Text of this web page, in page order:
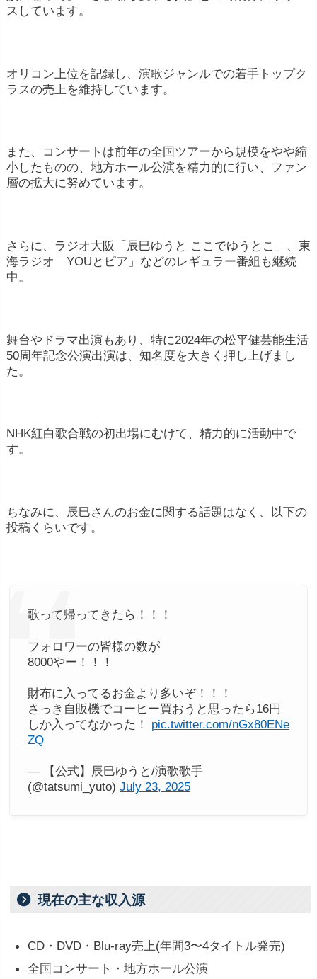
スしています。
オリコン上位を記録し、演歌ジャンルでの若手トップク
ラスの売上を維持しています。
また、コンサートは前年の全国ツアーから規模をやや縮
小したものの、地方ホール公演を精力的に行い、ファン
層の拡大に努めています。
さらに、ラジオ大阪「辰巳ゆうと ここでゆうとこ」、東
海ラジオ「YOUとピア」などのレギュラー番組も継続
中。
舞台やドラマ出演もあり、特に2024年の松平健芸能生活
50周年記念公演出演は、知名度を大きく押し上げまし
た。
NHK紅白歌合戦の初出場にむけて、精力的に活動中で
す。
ちなみに、辰巳さんのお金に関する話題はなく、以下の
投稿くらいです。
歌って帰ってきたら！！！
フォロワーの皆様の数が
8000やー！！！
財布に入ってるお金より多いぞ！！！
さっき自販機でコーヒー買おうと思ったら16円
しか入ってなかった！ pic.twitter.com/nGx80ENe
ZQ
— 【公式】辰巳ゆうと/演歌歌手
(@tatsumi_yuto) July 23, 2025
現在の主な収入源
CD・DVD・Blu-ray売上(年間3〜4タイトル発売)
全国コンサート・地方ホール公演